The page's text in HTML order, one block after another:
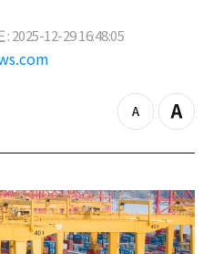
: 2025-12-29 16:48:05
z
o
o
u
t
Z
o
i
n